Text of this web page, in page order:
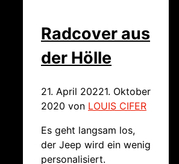
Radcover aus
der Hölle
21. April 20221. Oktober
2020 von LOUIS CIFER
Es geht langsam los,
der Jeep wird ein wenig
personalisiert.